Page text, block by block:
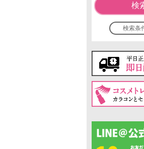
検
検索条